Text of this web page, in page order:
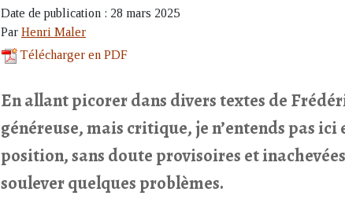
Date de publication : 28 mars 2025
Par Henri Maler
Télécharger en PDF
En allant picorer dans divers textes de
généreuse, mais critique, je n’entends pas
position, sans doute provisoires et
soulever quelques problèmes.